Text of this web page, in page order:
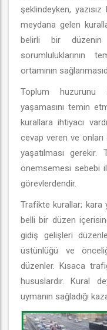
şeklindeyken,
meydana gelen
belirli bir düzenin
sorumluluklarının
ortamının
Toplum huzurunu
yaşamasını temin
kurallara ihtiyacı
cevap veren ve onları
yaşatılması gerekir.
önemsemesi sebebi
görevlerdendir.
Trafikte kurallar; kara
belli bir düzen
gidiş gelişleri
üstünlüğü ve
düzenler. Kısaca
hususlardır. Kural
uymanın sağladığı